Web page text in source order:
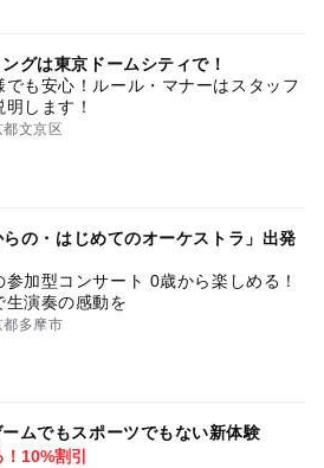
グは東京ドームシティで！
でも安心！ルール・マナーはスタッフ
明します！
都文京区
の・はじめてのオーケストラ」出発
参加型コンサート 0歳から楽しめる！
生演奏の感動を
都多摩市
ムでもスポーツでもない新体験
10%割引